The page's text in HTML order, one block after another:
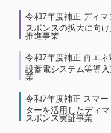
令和7年度補正 ディマ
スポンスの拡大に向
推進事業
令和7年度補正 再エネ
設蓄電システム等導
業
令和7年度補正 スマー
ターを活用したディ
スポンス実証事業